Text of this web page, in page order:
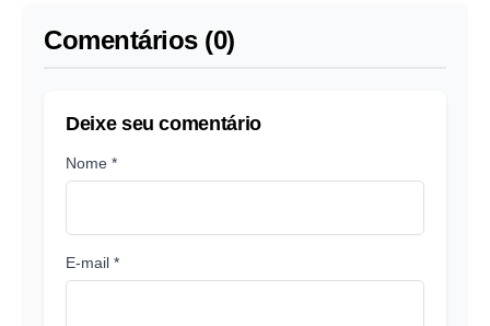
Comentários (0)
Deixe seu comentário
Nome *
E-mail *